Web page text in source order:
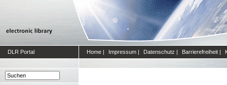
DLR Portal Home | Impressum | Datenschutz | Barrierefreiheit |